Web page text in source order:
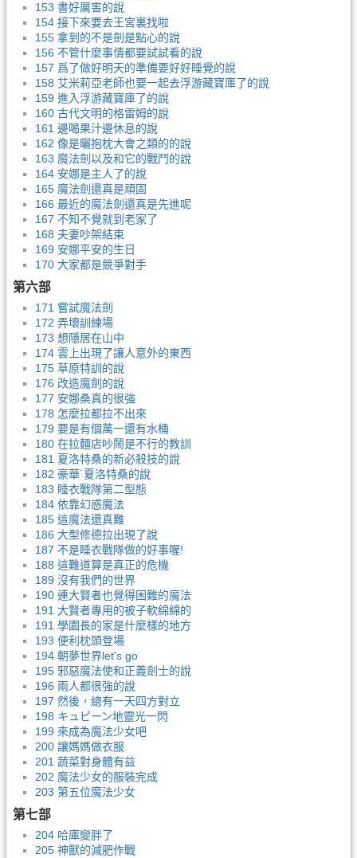
153 書好厲害的說
154 接下來要去王宮裏找啦
155 拿到的不是劍是點心的說
156 不管什麼事情都要試試看的說
157 爲了做好明天的準備要好好睡覺的說
158 艾米莉亞老師也要一起去浮游藏寶庫了的說
159 進入浮游藏寶庫了的說
160 古代文明的格雷姆的說
161 邊喝果汁邊休息的說
162 像是曬抱枕大會之類的的說
163 魔法劍以及和它的戰鬥的說
164 安娜是主人了的說
165 魔法劍還真是頑固
166 最近的魔法劍還真是先進呢
167 不知不覺就到老家了
168 夫妻吵架結束
169 安娜平安的生日
170 大家都是競爭對手
第六部
171 嘗試魔法劍
172 弄壞訓練場
173 想隱居在山中
174 雲上出現了讓人意外的東西
175 草原特訓的說
176 改造魔劍的說
177 安娜桑真的很強
178 怎麼拉都拉不出來
179 要是有個萬一還有水桶
180 在拉麵店吵鬧是不行的教訓
181 夏洛特桑的新必殺技的說
182 豪華˙夏洛特桑的說
183 睡衣戰隊第二型態
184 依靠幻惑魔法
185 這魔法還真難
186 大型修德拉出現了說
187 不是睡衣戰隊做的好事喔!
188 這難道算是真正的危機
189 沒有我們的世界
190 連大賢者也覺得困難的魔法
191 大賢者專用的被子軟綿綿的
191 學園長的家是什麼樣的地方
193 便利枕頭登場
194 朝夢世界let's go
195 邪惡魔法使和正義劍士的說
196 兩人都很強的說
197 然後，總有一天四方對立
198 キュピーン地靈光一閃
199 來成為魔法少女吧
200 讓媽媽做衣服
201 蔬菜對身體有益
202 魔法少女的服裝完成
203 第五位魔法少女
第七部
204 哈庫變胖了
205 神獸的減肥作戰